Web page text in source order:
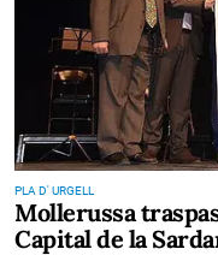
PLA D' URGELL
Mollerussa
Capital de la